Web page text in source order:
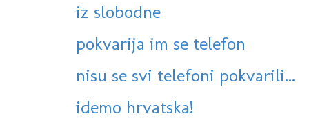
iz slobodne
pokvarija im se telefon
nisu se svi telefoni pokvarili...
idemo hrvatska!